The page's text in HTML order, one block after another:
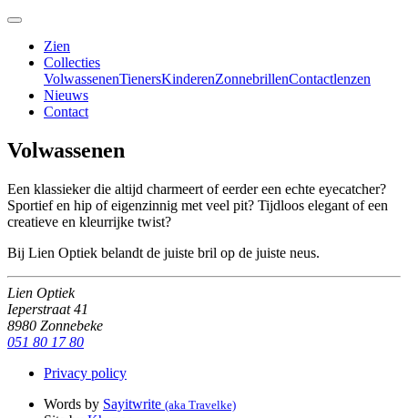
Zien
Collecties
VolwassenenTienersKinderenZonnebrillenContactlenzen
Nieuws
Contact
Volwassenen
Een klassieker die altijd charmeert of eerder een echte eyecatcher?
Sportief en hip of eigenzinnig met veel pit? Tijdloos elegant of een
creatieve en kleurrijke twist?
Bij Lien Optiek belandt de juiste bril op de juiste neus.
Lien Optiek
Ieperstraat 41
8980 Zonnebeke
051 80 17 80
Privacy policy
Words by Sayitwrite (aka Travelke)